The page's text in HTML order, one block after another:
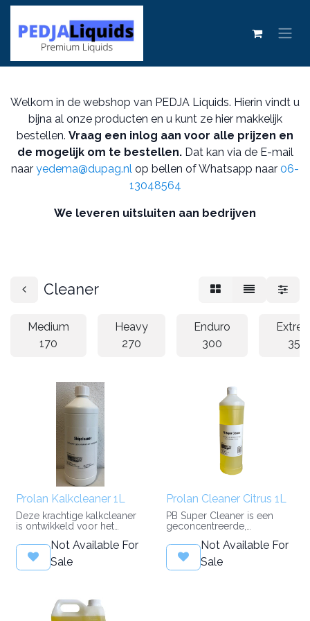
Welkom in de webshop van PEDJA Liquids. Hierin vindt u
bijna al onze producten en u kunt ze hier makkelijk
bestellen. Vraag een inlog aan voor alle prijzen en
de mogelijk om te bestellen. Dat kan via de E-mail
naar yedema@dupag.nl op bellen of Whatsapp naar 06-
13048564
We leveren uitsluiten aan bedrijven
Cleaner
Medium
170
Heavy
270
Enduro
300
350
Prolan Kalkcleaner 1L
Deze krachtige kalkcleaner
is ontwikkeld voor het
kalkaanslag, gele
verkleuring, roestsporen en
vaaraanslag. Met een pH-
vervuiling grondig aan,
zonder scherpe geur. De
Not Available For
Sale
Prolan Cleaner Citrus 1L
PB Super Cleaner is een
geconcentreerde,
reiniger voor professioneel
en dagelijks gebruik.
Ontwikkeld als aanvulling op
Not Available For
Sale